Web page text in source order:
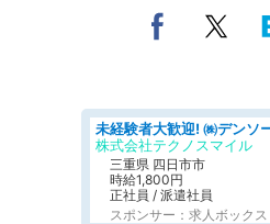
株式会社テクノスマイル
三重県 四日市市
時給1,800円
正社員 / 派遣社員
スポンサー：求人ボックス